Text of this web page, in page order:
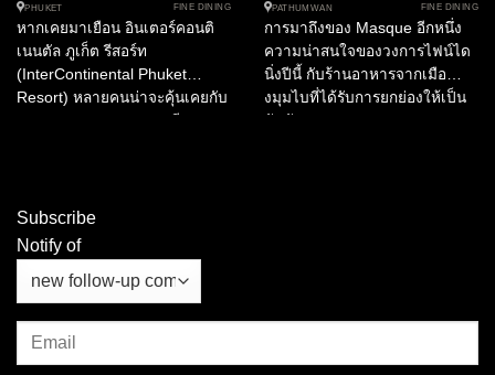
PHUKET FINE DINING
หากเคยมาเยือน อินเตอร์คอนติ
เนนตัล ภูเก็ต รีสอร์ท
(InterContinental Phuket
Resort) หลายคนน่าจะคุ้นเคยกับ
พระร่วง ซึ่งแบ่งโลกออกเป็น
สวรรค์ โลกมนุษย์ และโลก
บาดาล...
PATHUMWAN FINE DINING
การมาถึงของ Masque อีกหนึ่ง
ความน่าสนใจของวงการไฟน์ได
นิ่งปีนี้ กับร้านอาหารจากเมือ
งมุมไบที่ได้รับการยกย่องให้เป็น
Subscribe
Notify of